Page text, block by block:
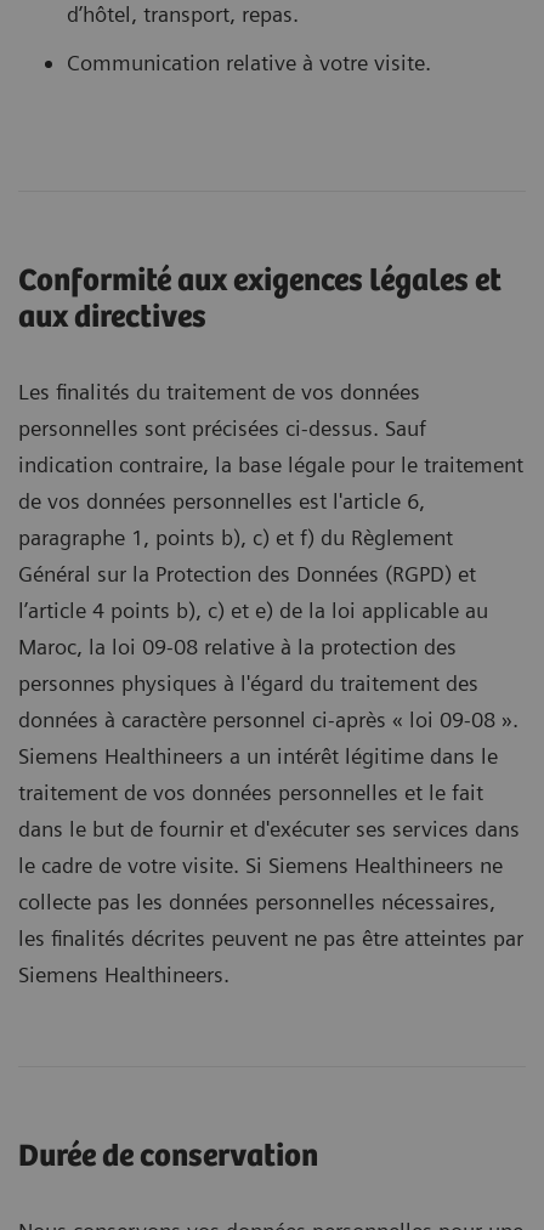
d’hôtel, transport, repas.
Communication relative à votre visite.
Conformité aux exigences légales et
aux directives
Les finalités du traitement de vos données
personnelles sont précisées ci-dessus. Sauf
indication contraire, la base légale pour le traitement
de vos données personnelles est l'article 6,
paragraphe 1, points b), c) et f) du Règlement
Général sur la Protection des Données (RGPD) et
l’article 4 points b), c) et e) de la loi applicable au
Maroc, la loi 09-08 relative à la protection des
personnes physiques à l'égard du traitement des
données à caractère personnel ci-après « loi 09-08 ».
Siemens Healthineers a un intérêt légitime dans le
traitement de vos données personnelles et le fait
dans le but de fournir et d'exécuter ses services dans
le cadre de votre visite. Si Siemens Healthineers ne
collecte pas les données personnelles nécessaires,
les finalités décrites peuvent ne pas être atteintes par
Siemens Healthineers.
Durée de conservation